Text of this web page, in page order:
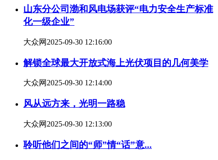
山东分公司渤和风电场获评“电力安全生产标准
化一级企业”
大众网 2025-09-30 12:16:00
解锁全球最大开放式海上光伏项目的几何美学
大众网2025-09-30 12:14:00
风从远方来，光明一路稳
大众网 2025-09-30 12:13:00
聆听他们之间的“师”情“话”意...